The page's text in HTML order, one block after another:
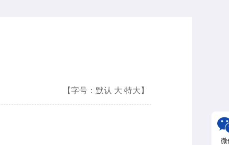
【字号： 默认 大 特大 】
微